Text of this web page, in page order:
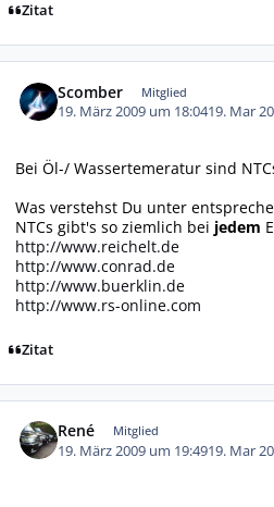
Zitat
Scomber Mitglied
19. März 2009 um 18:0419. Mar
Bei Öl-/ Wassertemeratur sind
Was verstehst Du unter
NTCs gibt's so ziemlich bei jedem
http://www.reichelt.de
http://www.conrad.de
http://www.buerklin.de
http://www.rs-online.com
Zitat
René Mitglied
19. März 2009 um 19:4919. Mar